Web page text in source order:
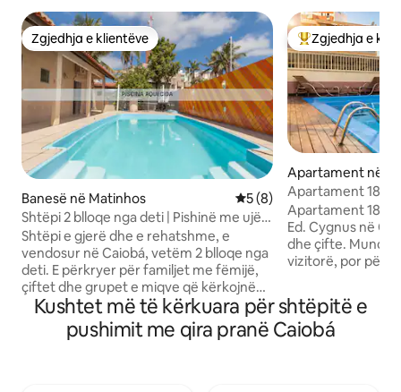
Zgjedhja e klientëve
Zgjedhja e klientëve
Banesë në Matinhos Vlerësimi mesatar 5 nga
5 (8)
Shtëpi 2 blloqe nga deti | Pishinë me ujë
të ngrohtë, 4 dhoma gjumi
Shtëpi e gjerë dhe e rehatshme, e
vendosur në Caiobá, vetëm 2 blloqe nga
deti. E përkryer për familjet me fëmijë,
çiftet dhe grupet e miqve që kërkojnë
kohë të lirë, qetësi dhe prakticitet
Pishinë me ngrohje deri në 36 °C, ajër të
kondicionuar, wifi dhe televizor
Më të mirat e
Zgjedhja e
Apartament në
Apartament 180
de Caiobá me
Apartament 180
Ed. Cygnus në
dhe çifte. Mund
vizitorë, por
banjë private, me
dhe ajër të
me 2 krevate tek,
Kushtet më të kërkuara për shtëpitë e
pushimit me qira pranë Caiobá